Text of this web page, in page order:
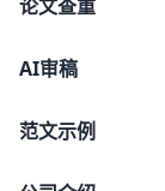
论文查重
AI审稿
范文示例